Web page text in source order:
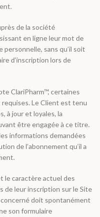
de la société
en ligne leur mot de
sans qu’il soit
d’inscription lors de
ClariPharm™, certaines
Le Client est tenu
à jour et loyales, la
être engagée à ce titre.
informations demandées
de l’abonnement qu’il a
le caractère actuel des
de leur inscription sur le Site
doit spontanément
son formulaire